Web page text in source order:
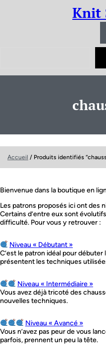
Knit
h
Accueil / Produits identifiés
Bienvenue dans la boutique en
Les patrons proposés ici ont des
Certains d’entre eux sont
difficulté. Pour vous y retrouver :
Niveau « Débutant »
C’est le patron idéal pour
présentent les techniques
Niveau « Intermédiaire »
Vous avez déjà tricoté des
nouvelles techniques.
Niveau « Avancé »
Vous n’avez pas peur de vous
parfois, prennent un peu la tête.